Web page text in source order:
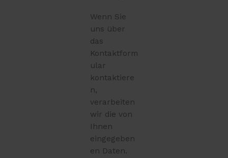
Wenn Sie
uns über
das
Kontaktform
ular
kontaktiere
n,
verarbeiten
wir die von
Ihnen
eingegeben
en Daten.